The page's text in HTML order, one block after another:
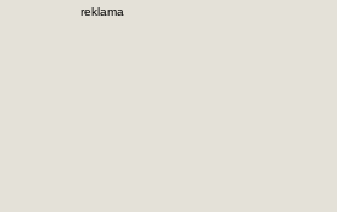
reklama